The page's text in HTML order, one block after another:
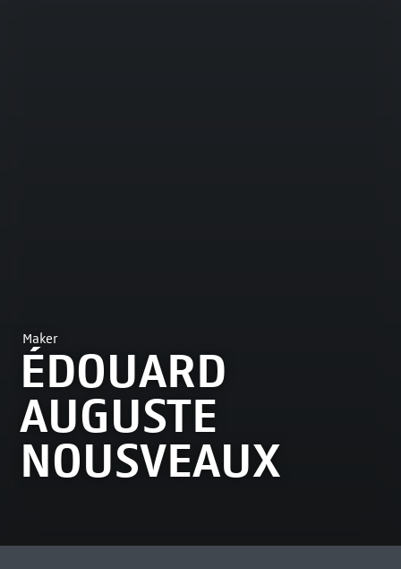
Maker
ÉDOUARD
AUGUSTE
NOUSVEAUX